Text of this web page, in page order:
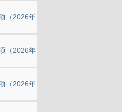
（2026年
（2026年
（2026年